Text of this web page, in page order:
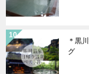
＊黒
グ